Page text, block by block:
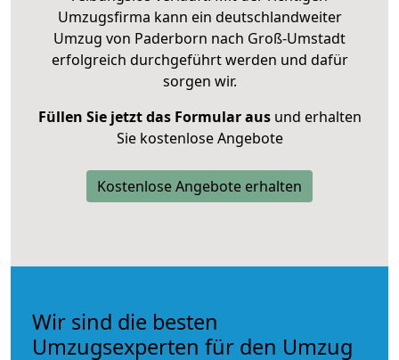
Umzugsfirma kann ein deutschlandweiter
Umzug von Paderborn nach Groß-Umstadt
erfolgreich durchgeführt werden und dafür
sorgen wir.
Füllen Sie jetzt das Formular ausund erhalten
Sie kostenlose Angebote
Kostenlose Angebote erhalten
Wir sind die besten
Umzugsexperten für den Umzug